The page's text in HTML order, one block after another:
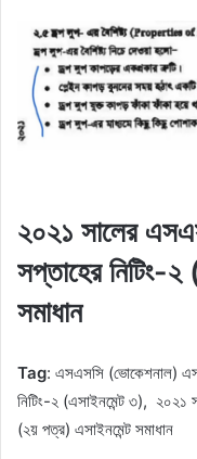
২০২১ সালের
সপ্তাহের নিটিং-
সমাধান
Tag: এসএসসি (ভোকেশনাল)
নিটিং-২ (এসাইনমেন্ট ৩), ২০২১
(২য় পত্র) এসাইনমেন্ট সমাধান